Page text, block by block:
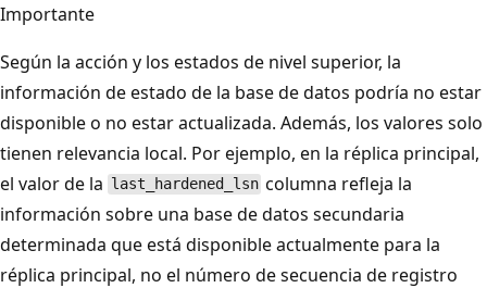
Importante
Según la acción y los estados de nivel superior, la
información de estado de la base de datos podría no estar
disponible o no estar actualizada. Además, los valores solo
tienen relevancia local. Por ejemplo, en la réplica principal,
el valor de la last_hardened_lsn columna refleja la
información sobre una base de datos secundaria
determinada que está disponible actualmente para la
réplica principal, no el número de secuencia de registro